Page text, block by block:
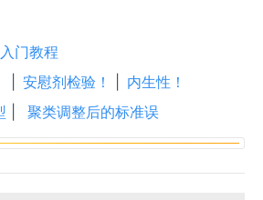
门教程
|安慰剂检验！
内生性！
|聚类调整后的标准误